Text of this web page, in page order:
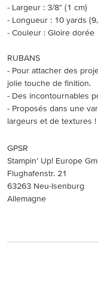
- Largeur : 3/8" (1 cm)
- Longueur : 10 yards
- Couleur : Gloire dorée
RUBANS
- Pour attacher des
jolie touche de finition.
- Des incontournables
- Proposés dans une
largeurs et de textures !
GPSR
Stampin’ Up! Europe
Flughafenstr. 21
63263 Neu-Isenburg
Allemagne